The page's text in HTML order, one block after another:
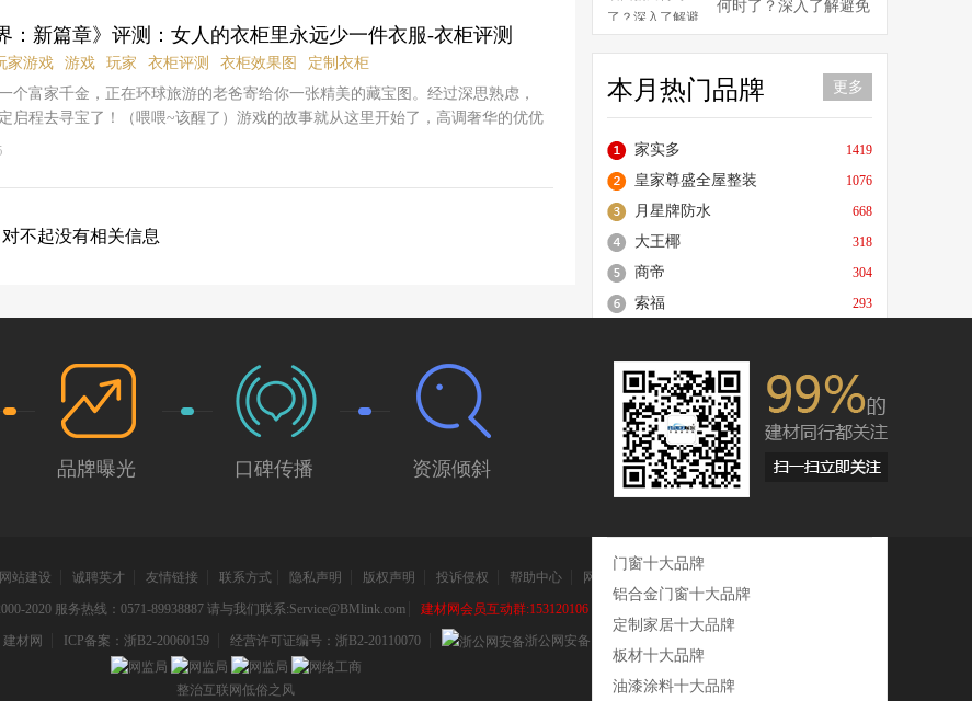
衣服，定制衣柜中，上衣区可以根据衣柜使用人数进行多区间设计。挂衣区空
，让您的爱衣历久弥新。叠放设计主要存放平时不常用的衣物和杂物，衣服整
垂直空间，从此告别乱糟糟的衣柜，让您的爱衣整洁如初。抽屉设计抽屉采用
以放置小件物品，如领带、袜子、饰品、围巾等小件。使用几十年，依然顺畅
拉更顺滑，让您的饰物触手可及。被褥区衣柜顶部划分有被褥放置区，可将过
挂放、叠放、抽屉等多功能收纳分区设计，实在是卧室收纳的好帮手。网友评
板，没说明白
原木公馆宣布把工作重心转移到整木家装，主打原木全屋定制时，有不少消费
的其他产品如何？会和它的原木门一样出色吗？近日，记者随家居行业几位权
木公馆，对其原木衣柜系列产品的评测进行跟踪报道。观：色泽稳重大气从外
公馆的原木衣柜延续了六喜源一贯的风格:稳重大气的原木色泽，给人满满的安
格调的一个因素，衣柜颜色选对了是对家居环境的一个点缀。而原木的颜色属
与整体家居风格形成协调。闻：木材芳香沁心脾在近处观察六喜源原木公馆的
的芬芳。打开衣柜的抽屉，依然能闻到一样的木材芳香。可见，六喜源原木公
上的雕花均为超过十年从业经验的老师傅们一笔一划雕刻而成，十分考验技术
公馆负责人表示，六喜源原木公馆之所以选择手工雕刻这样比较费力的方式，
比，手工雕刻更加立体生动，而且更易于保护木材的原木质，使木材的韧度和
六喜源王总介绍，六喜源本身所选的材料密度较大，且衣柜无拼接及填充材
细心。声明：新浪网登载此文出于传递更多信息之目的，并不意味着赞同其观
：新篇章》评测：女人的衣柜里永远少一件衣服-衣柜评测
家游戏 游戏 玩家 衣柜评测 衣柜效果图
定制衣柜
个富家千金，正在环球旅游的老爸寄给你一张精美的藏宝图。经过深思熟虑，
启程去寻宝了！（喂喂~该醒了）游戏的故事就从这里开始了，高调奢华的优优
，也为剧情添加了不少搞笑、诙谐的气氛！如果你是一个不能抗拒华丽服装的
章游戏类型：模拟游戏开发商：RUNHAOYAO发行商：猎豹移动，阿里游戏是
女性换装类手游新作《暖暖环游世界：新篇章》，也是继暖暖系列《暖暖环游
妹穿着草裙戴着花圈在夏威夷吉他声和森巴节奏中轻轻摆动。游戏的玩法别具
在环游的过程会遇到很多有趣的突发事件，比如夜间上山要穿便于行动又保暖
后，玩家只要根据相应类型来帮暖暖换装。接着点击暖暖面前的光圈就可以前
判断是否过关呢，评委就是高品位的神吐槽大喵，要注意得到F评价就无法前进
战的关卡，暖暖只需要用独具匠心的服饰搭配迎接一个又一个任务挑战。女人
出色，这里可以看到其他玩家上榜的作品，有多美，你看过世界服装大赛就知
的部件，缎带、轻纱、花边、条纹一切你能想到的这里都有，你想不到的这里
玩家展现了较为时尚尖端的配饰设计，项链、手饰、发带、蝴蝶结，可以看出
用心！部分服饰需要跟老板娘搞好关系才能解锁哦。此外，在游戏过程中掉落
制作工坊做成服饰哦，暖暖世界满满的都是诱人的服饰，真是个奇妙之旅哟！
对不起没有相关信息
何时了？深入了解避免
上当受骗
本月热门品牌 更多
家实多 1419
皇家尊盛全屋整装 1076
月星牌防水 668
大王椰 318
商帝 304
索福 293
完美大师
强陶陶瓷 227
皇家领秀 222
门窗十大品牌
铝合金门窗十大品牌
定制家居十大品牌
板材十大品牌
油漆涂料十大品牌
品牌曝光 口碑传播 资源倾斜
网站建设 诚聘英才 友情链接 联系方式 隐私声明 版权声明 投诉侵权 帮助中心 网站地图
2020 服务热线：0571-89938887 请与我们联系:Service@BMlink.com 建材网会员互动群:153120106
建材网 ICP备案：浙B2-20060159 经营许可证编号：浙B2-20110070 浙公网安备 33010602000172号
整治互联网低俗之风